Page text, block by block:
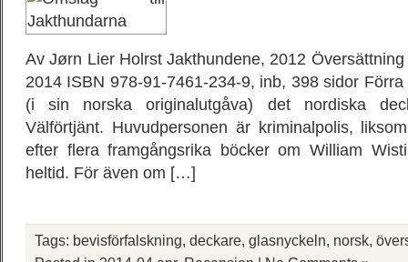
Av Jørn Lier Holrst Jakthundene, 2012
2014 ISBN 978-91-7461-234-9, inb, 398 sidor
(i sin norska originalutgåva) det nordiska
Välförtjänt. Huvudpersonen är kriminalpolis,
efter flera framgångsrika böcker om William
heltid. För även om […]
Tags: bevisförfalskning deckare glasnyckeln norsk